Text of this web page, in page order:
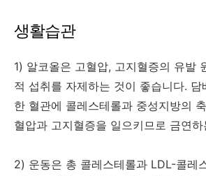
생활습관
1) 알코올은 고혈압, 고지혈증의 유발
적 섭취를 자제하는 것이 좋습니다. 담
한 혈관에 콜레스테롤과 중성지방의
혈압과 고지혈증을 일으키므로 금연
2) 운동은 총 콜레스테롤과 LDL-콜레